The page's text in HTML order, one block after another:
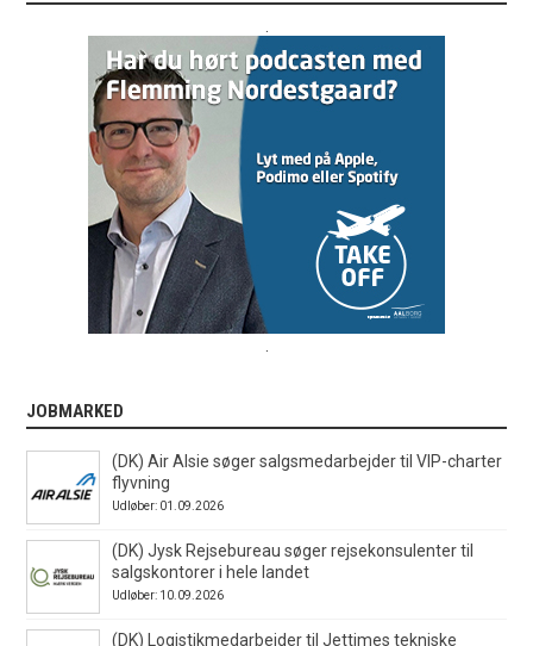
JOBMARKED
(DK) Air Alsie søger salgsmedarbejder til VIP-charter
flyvning
Udløber: 01.09.2026
(DK) Jysk Rejsebureau søger rejsekonsulenter til
salgskontorer i hele landet
Udløber: 10.09.2026
(DK) Logistikmedarbejder til Jettimes tekniske